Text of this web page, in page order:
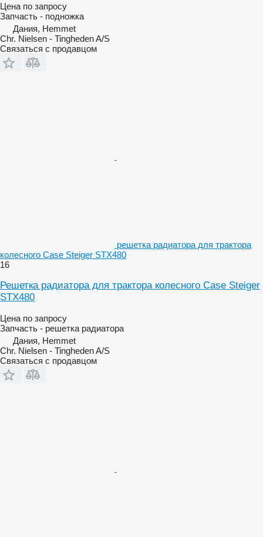
Цена по запросу
Запчасть - подножка
Дания, Hemmet
Chr. Nielsen - Tingheden A/S
Связаться с продавцом
решетка радиатора для трактора
колесного Case Steiger STX480
16
Решетка радиатора для трактора колесного Case Steiger
STX480
Цена по запросу
Запчасть - решетка радиатора
Дания, Hemmet
Chr. Nielsen - Tingheden A/S
Связаться с продавцом